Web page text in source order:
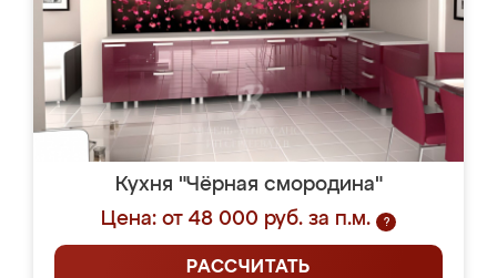
Кухня "Чёрная смородина"
Цена: от 48 000 руб. за п.м.
?
РАССЧИТАТЬ